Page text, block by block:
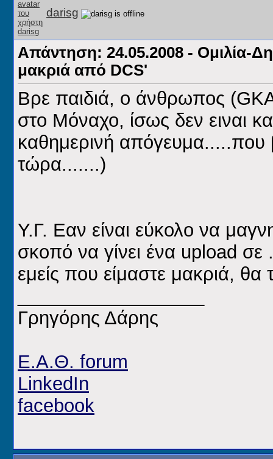
darisg
Απάντηση: 24.05.2008 - Ομιλία-
μακριά από DCS'
Βρε παιδιά, ο άνθρωπος
στο Μόναχο, ίσως δεν ειναι
καθημερινή
τώρα.......)
Υ.Γ. Εαν είναι εύκολο να
σκοπό να γίνει ένα upload σε
εμείς που είμαστε μακριά, θα
Γρηγόρης Δάρης
Ε.Α.Θ. forum
LinkedIn
facebook